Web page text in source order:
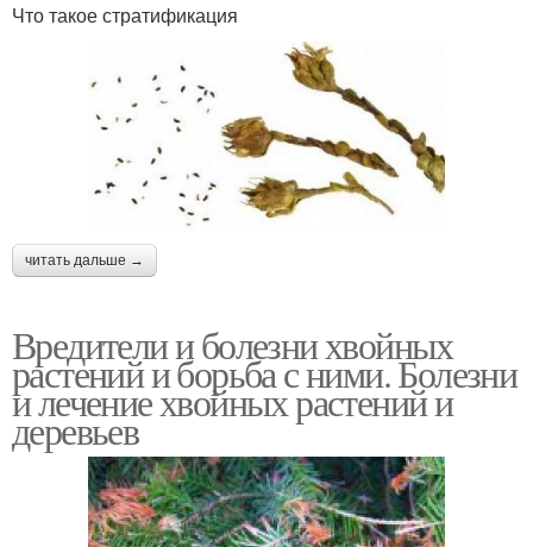
Что такое стратификация
читать дальше →
Вредители и болезни хвойных
растений и борьба с ними. Болезни
и лечение хвойных растений и
деревьев